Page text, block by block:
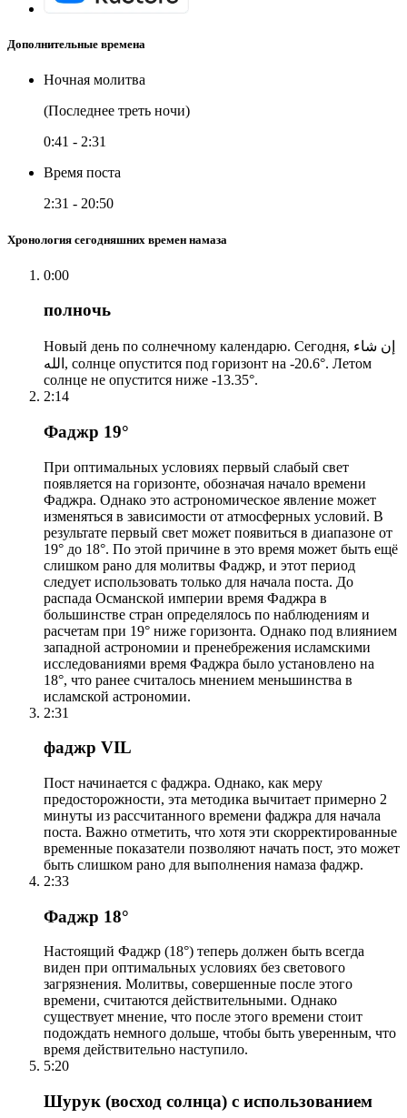
Дополнительные времена
Ночная молитва
(Последнее треть ночи)
0:41 - 2:31
Время поста
2:31 - 20:50
Хронология сегодняшних времен намаза
0:00
полночь
Новый день по солнечному календарю. Сегодня, إن شاء
الله, солнце опустится под горизонт на -20.6°. Летом
солнце не опустится ниже -13.35°.
2:14
Фаджр 19°
При оптимальных условиях первый слабый свет
появляется на горизонте, обозначая начало времени
Фаджра. Однако это астрономическое явление может
изменяться в зависимости от атмосферных условий. В
результате первый свет может появиться в диапазоне от
19° до 18°. По этой причине в это время может быть ещё
слишком рано для молитвы Фаджр, и этот период
следует использовать только для начала поста. До
распада Османской империи время Фаджра в
большинстве стран определялось по наблюдениям и
расчетам при 19° ниже горизонта. Однако под влиянием
западной астрономии и пренебрежения исламскими
исследованиями время Фаджра было установлено на
18°, что ранее считалось мнением меньшинства в
исламской астрономии.
2:31
фаджр VIL
Пост начинается с фаджра. Однако, как меру
предосторожности, эта методика вычитает примерно 2
минуты из рассчитанного времени фаджра для начала
поста. Важно отметить, что хотя эти скорректированные
временные показатели позволяют начать пост, это может
быть слишком рано для выполнения намаза фаджр.
2:33
Фаджр 18°
Настоящий Фаджр (18°) теперь должен быть всегда
виден при оптимальных условиях без светового
загрязнения. Молитвы, совершенные после этого
времени, считаются действительными. Однако
существует мнение, что после этого времени стоит
подождать немного дольше, чтобы быть уверенным, что
время действительно наступило.
5:20
Шурук (восход солнца) с использованием